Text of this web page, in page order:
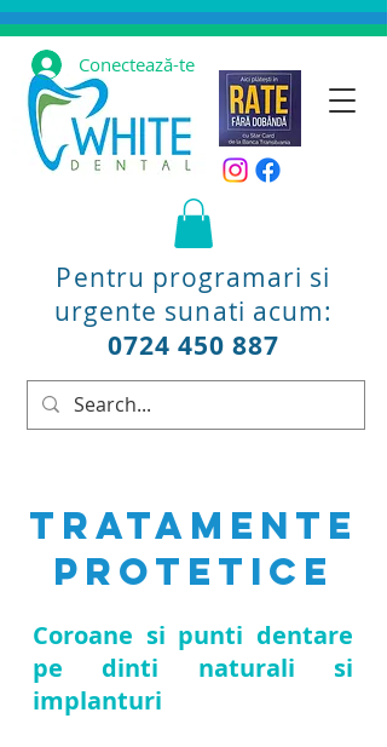
Pentru programari si
urgente sunati acum:
0724 450 887
Conectează-te
Tratamente
protetice
Coroane si punti dentare
pe dinti naturali si
implanturi